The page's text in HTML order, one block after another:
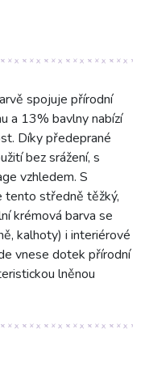
spojuje přírodní
a 13% bavlny nabízí
Díky předeprané
bez srážení, s
vzhledem. S
tento středně těžký,
krémová barva se
kalhoty) i interiérové
vnese dotek přírodní
lněnou